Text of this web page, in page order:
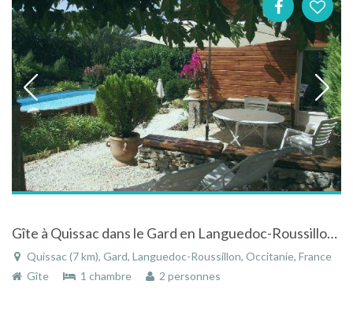
Gîte à Quissac dans le Gard en Languedoc-Roussillon en bord de rivière avec piscine
Quissac (7 km), Gard, Languedoc-Roussillon, Occitanie, France
Gîte
1 chambre 2 personnes